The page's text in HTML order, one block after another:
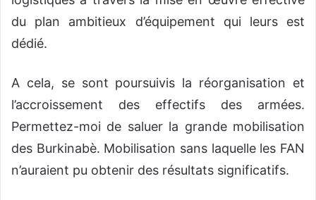
du plan ambitieux d’équipement qui leurs est
dédié.
A cela, se sont poursuivis la réorganisation et
l’accroissement des effectifs des armées.
Permettez-moi de saluer la grande mobilisation
des Burkinabè. Mobilisation sans laquelle les FAN
n’auraient pu obtenir des résultats significatifs.